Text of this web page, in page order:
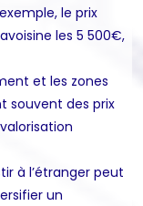
le prix
les 5 500€,
et les zones
souvent des prix
à l’étranger peut
un